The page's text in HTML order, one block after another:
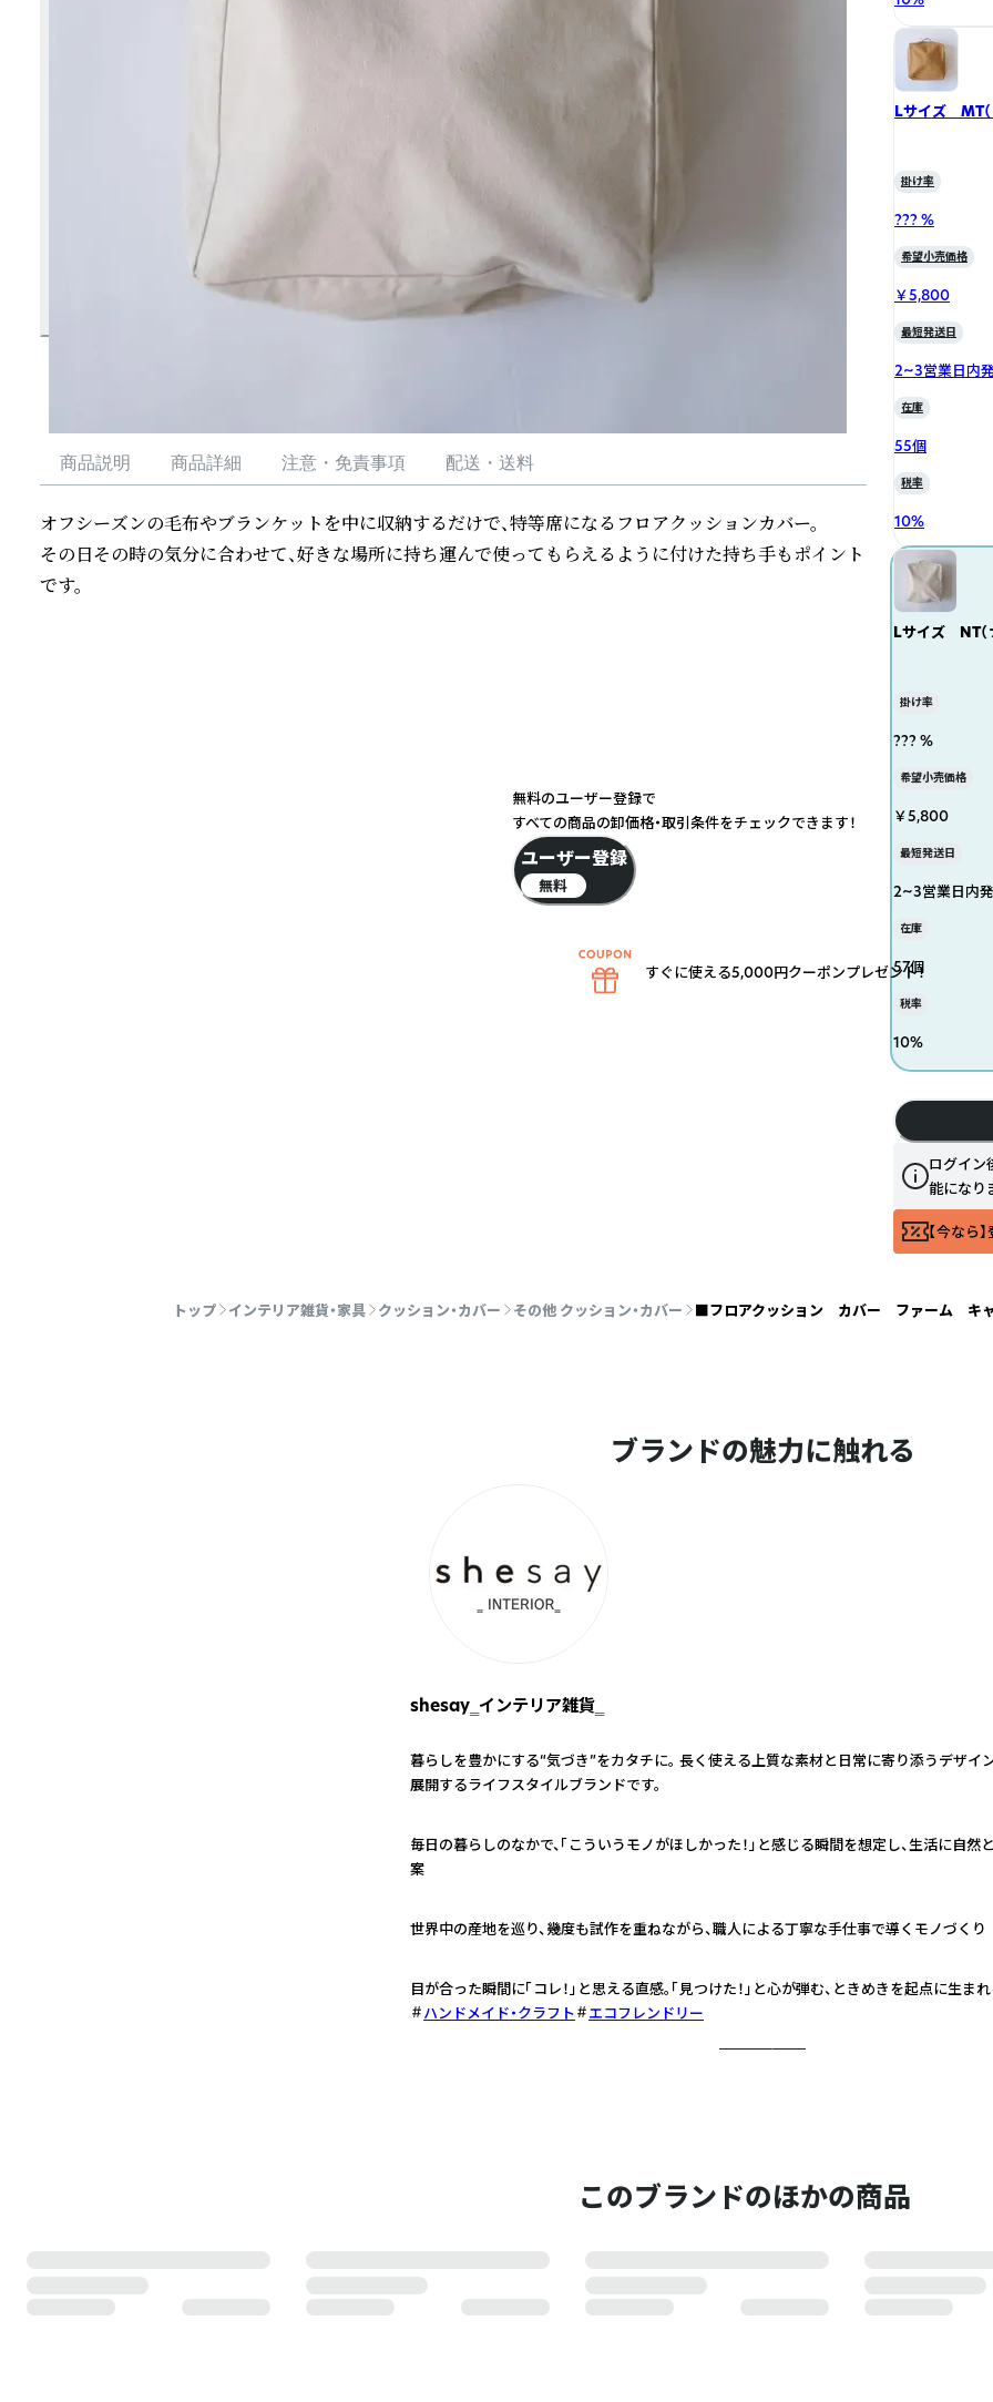
商品説明 商品詳細 注意・免責事項 配送・送料
オフシーズンの毛布やブランケットを中に収納するだけで、特等席になるフロアクッションカバー。
その日その時の気分に合わせて、好きな場所に持ち運んで使ってもらえるように付けた持ち手もポイント
です。
Lサイズ MT（
掛け率
??? %
希望小売価格
￥5,800
最短発送日
2~3営業日内
在庫
55個
税率
10%
Lサイズ NT（
掛け率
??? %
希望小売価格
￥5,800
最短発送日
2~3営業日内
在庫
57個
税率
10%
ログイン
能になり
【今なら
トップ インテリア雑貨・家具 クッション・カバー その他 クッション・カバー ■フロアクッション カバー ファーム キャン
ブランドの魅力に触れる
shesay‗インテリア雑貨‗
暮らしを豊かにする“気づき”をカタチに。 長く使える上質な素材と日常に寄り添うデザイ
展開するライフスタイルブランドです。
毎日の暮らしのなかで、「こういうモノがほしかった！」と感じる瞬間を想定し、生活に自
案
世界中の産地を巡り、幾度も試作を重ねながら、職人による丁寧な手仕事で導くモノづくり
目が合った瞬間に「コレ！」と思える直感。「見つけた！」と心が弾む、ときめきを起点に生ま
ハンドメイド・クラフト
エコフレンドリー
このブランドのほかの商品
無料のユーザー登録で
すべての商品の卸価格・取引条件をチェックできます！
ユーザー登録
無料
すぐに使える5,000円クーポンプレゼント！